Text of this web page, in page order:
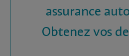
assurance
Obtenez vos